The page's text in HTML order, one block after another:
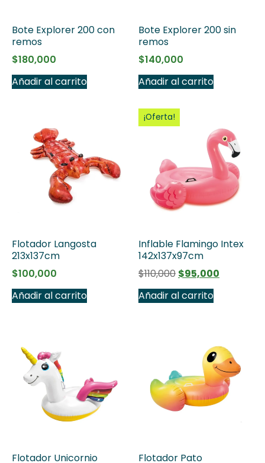
Bote Explorer 200 con
remos
$180,000
Añadir al carrito
Bote Explorer 200 sin
remos
$140,000
Añadir al carrito
Flotador Langosta
213x137cm
$100,000
Añadir al carrito
¡Oferta!
Inflable Flamingo Intex
142x137x97cm
$110,000 $95,000
Añadir al carrito
Flotador Unicornio Flotador Pato